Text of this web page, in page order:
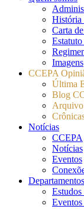
História
Carta
Imagens
CCEPA
Última
Blog
Arquivo
Notícias
CCEPA
Notícias
Eventos
Departamentos